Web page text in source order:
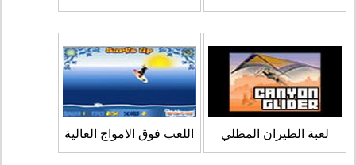
لعبة الطيران المظلي اللعب فوق الامواج العالية